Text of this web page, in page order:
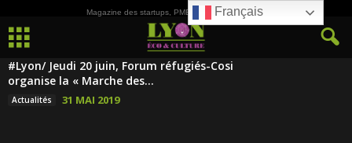
Magazine des startups, PME, ETI et de la Culture
#Lyon/ Jeudi 20 juin, Forum réfugiés-Cosi
organise la « Marche des...
Actualités 31 MAI 2019
Français